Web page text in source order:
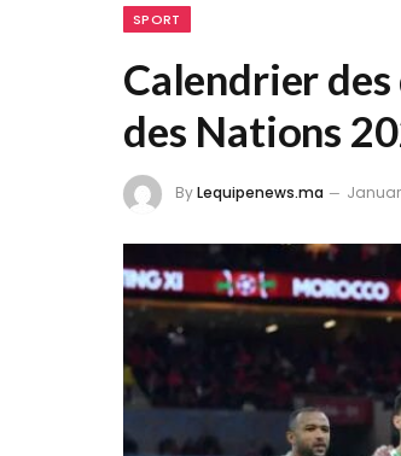
SPORT
Calendrier
des Nations
ByLequipenews.ma